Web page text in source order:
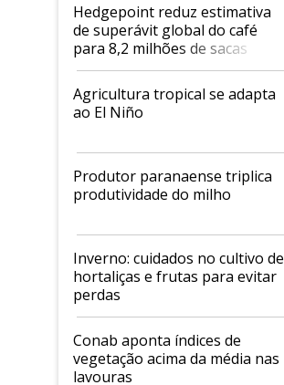
Hedgepoint reduz estimativa
de superávit global do café
para 8,2 milhões de sacas
Agricultura tropical se adapta
ao El Niño
Produtor paranaense triplica
produtividade do milho
Inverno: cuidados no cultivo de
hortaliças e frutas para evitar
perdas
Conab aponta índices de
vegetação acima da média nas
lavouras